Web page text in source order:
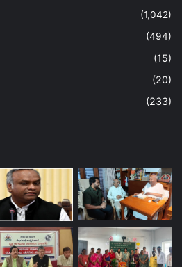
(1,042)
(494)
(15)
(20)
(233)